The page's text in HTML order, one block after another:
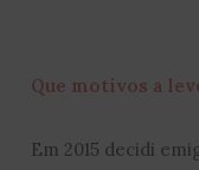
Que motivos a
Em 2015 decidi